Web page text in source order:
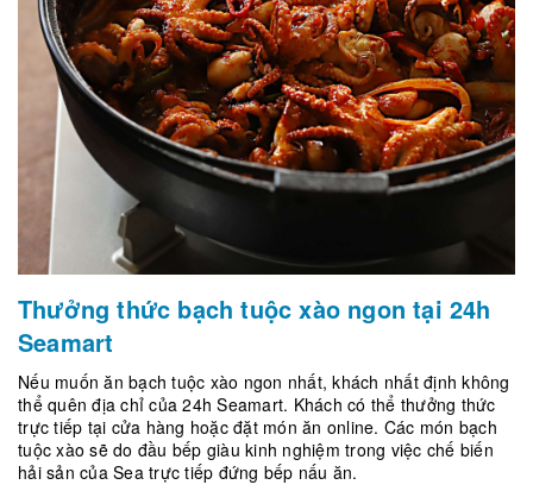
Thưởng thức bạch tuộc xào ngon tại 24h
Seamart
Nếu muốn ăn bạch tuộc xào ngon nhất, khách nhất định không
thể quên địa chỉ của 24h Seamart. Khách có thể thưởng thức
trực tiếp tại cửa hàng hoặc đặt món ăn online. Các món bạch
tuộc xào sẽ do đầu bếp giàu kinh nghiệm trong việc chế biến
hải sản của Sea trực tiếp đứng bếp nấu ăn.